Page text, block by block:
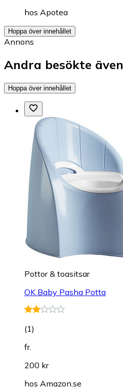
hos Apotea
Hoppa över innehållet
Annons
Andra besökte även
Hoppa över innehållet
Pottor & toasitsar
OK Baby Pasha Potta
(1)
fr.
200 kr
hos Amazon.se